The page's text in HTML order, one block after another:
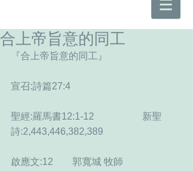
合上帝旨意的同工
『合上帝旨意的同工』
宣召:詩篇27:4
聖經:羅馬書12:1-12　　　　　新聖
詩:2,443,446,382,389
啟應文:12　　郭寬城 牧師